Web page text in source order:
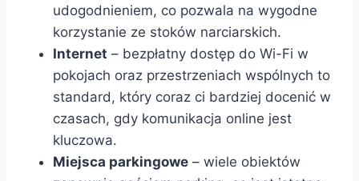
udogodnieniem, co pozwala na wygodne
korzystanie ze stoków narciarskich.
Internet – bezpłatny dostęp do Wi-Fi w
pokojach oraz przestrzeniach wspólnych to
standard, który coraz ci bardziej docenić w
czasach, gdy komunikacja online jest
kluczowa.
Miejsca parkingowe – wiele obiektów